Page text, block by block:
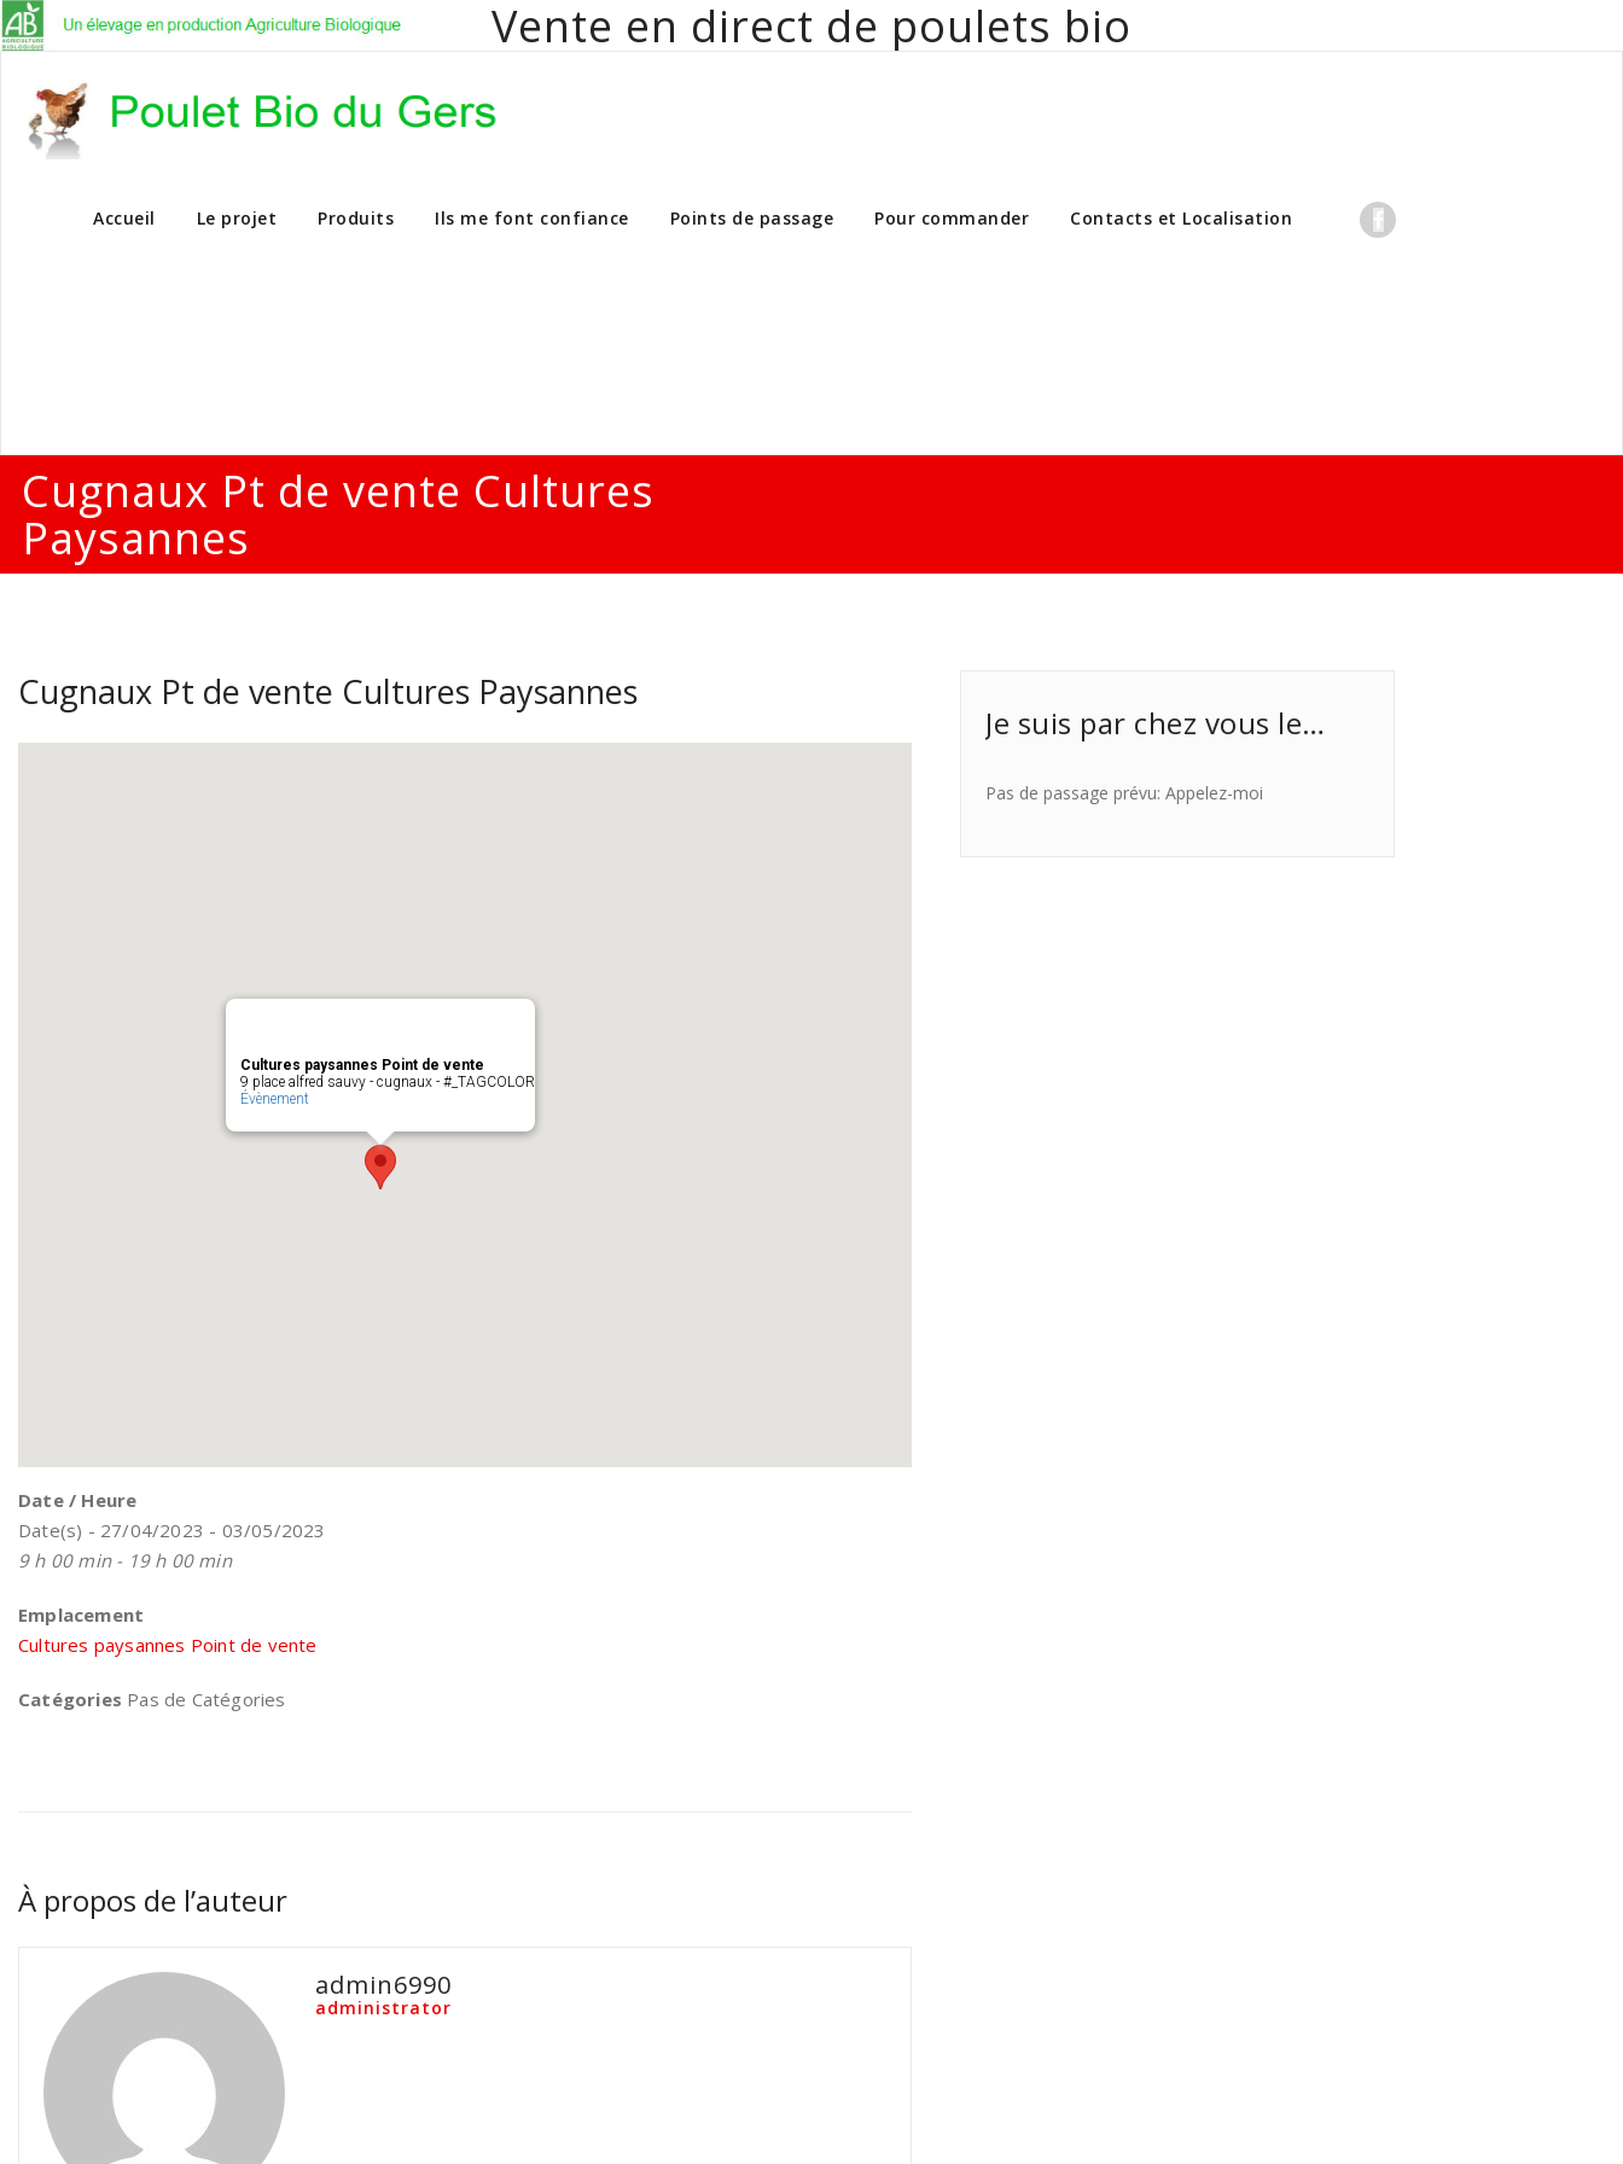
Vente en direct de poulets bio
Vente en direct de poulets bio aux particuliers et professionnels
Accueil Le projet Produits Ils me font confiance Points de passage Pour commander Contacts et Localisation
Cugnaux Pt de vente Cultures
Paysannes
Cugnaux Pt de vente Cultures Paysannes
Cultures paysannes Point de vente
9 place alfred sauvy - cugnaux - #_TAGCOLOR
Évènement
Date / Heure
Date(s) - 27/04/2023 - 03/05/2023
9 h 00 min - 19 h 00 min
Emplacement
Cultures paysannes Point de vente
Catégories Pas de Catégories
À propos de l’auteur
admin6990
administrator
Je suis par chez vous le…
Pas de passage prévu: Appelez-moi